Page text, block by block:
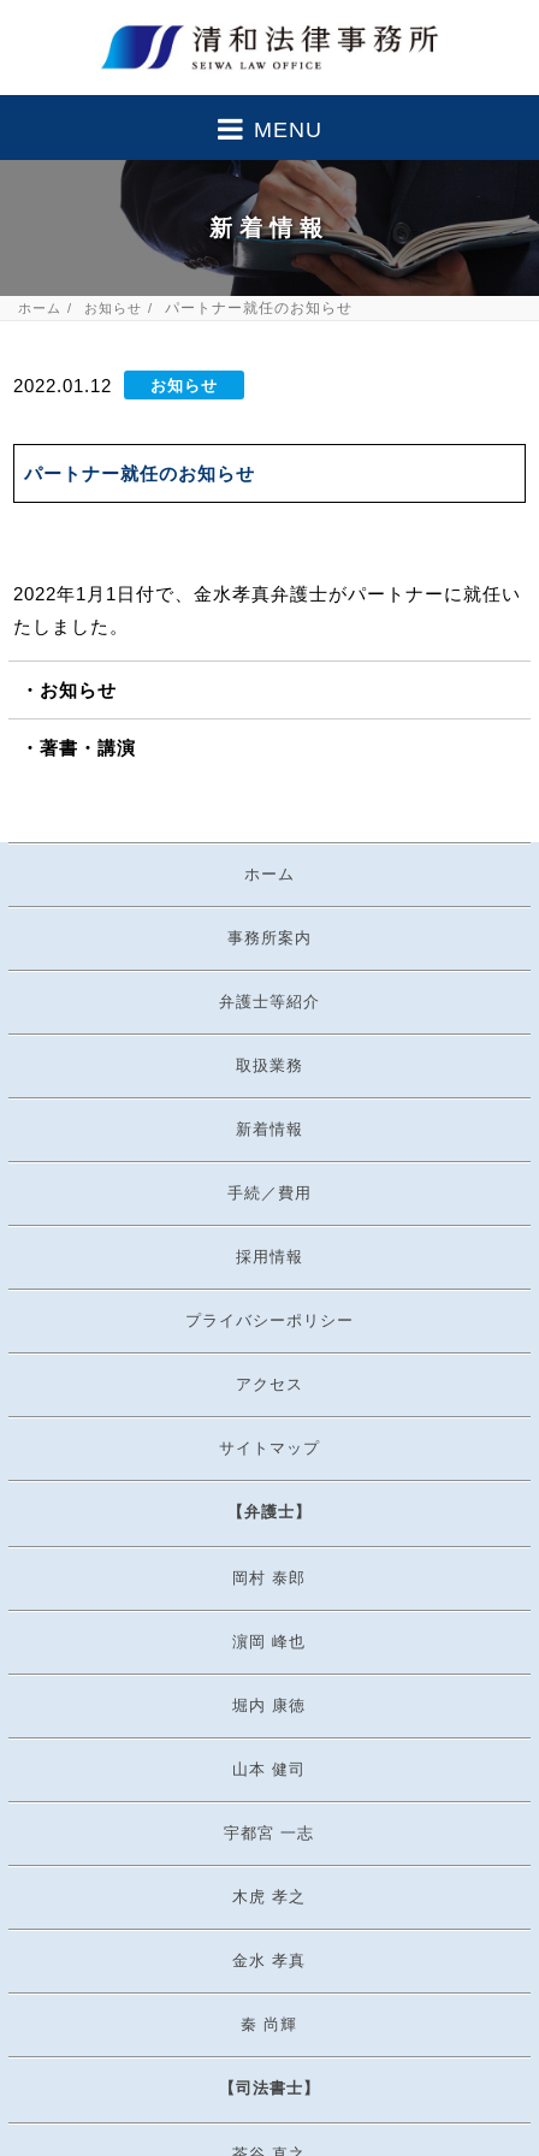
MENU
新着情報
ホーム お知らせ パートナー就任のお知らせ
2022.01.12 お知らせ
パートナー就任のお知らせ
2022年1月1日付で、金水孝真弁護士がパートナーに就任い
たしました。
お知らせ
著書・講演
ホーム
事務所案内
弁護士等紹介
取扱業務
新着情報
手続／費用
採用情報
プライバシーポリシー
アクセス
サイトマップ
【弁護士】
岡村 泰郎
濵岡 峰也
堀内 康徳
山本 健司
宇都宮 一志
木虎 孝之
金水 孝真
秦 尚輝
【司法書士】